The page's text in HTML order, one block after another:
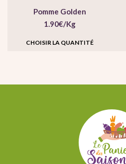
Pomme Golden
1.90€/Kg
CHOISIR LA QUANTITÉ